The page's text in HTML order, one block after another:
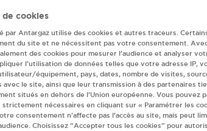
- CARREFOUR CONTACT
FELIX FAURE
DOURGES
S'Y RENDRE
de cookies
par Antargaz utilise des cookies et autres traceurs.
du site et ne nécessitent pas votre consentement.
des cookies pour mesurer l’audience et analyser
l’utilisation de données telles que votre adresse IP,
équipement, pays, dates, nombre de visites,
avec le site, ainsi que leur transmission à des partenaires
situés en dehors de l’Union européenne. Vous pouvez
strictement nécessaires en cliquant sur « Paramétrer les
consentement n’affecte pas l’accès au site, mais peut
Choisissez “Accepter tous les cookies” pour